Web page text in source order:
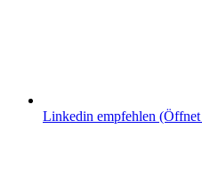
Linkedin empfehlen (Öffnet